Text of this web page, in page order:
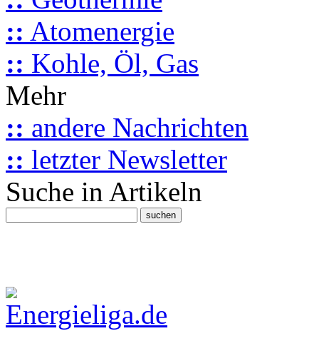
:: Atomenergie
:: Kohle, Öl, Gas
Mehr
:: andere Nachrichten
:: letzter Newsletter
Suche in Artikeln